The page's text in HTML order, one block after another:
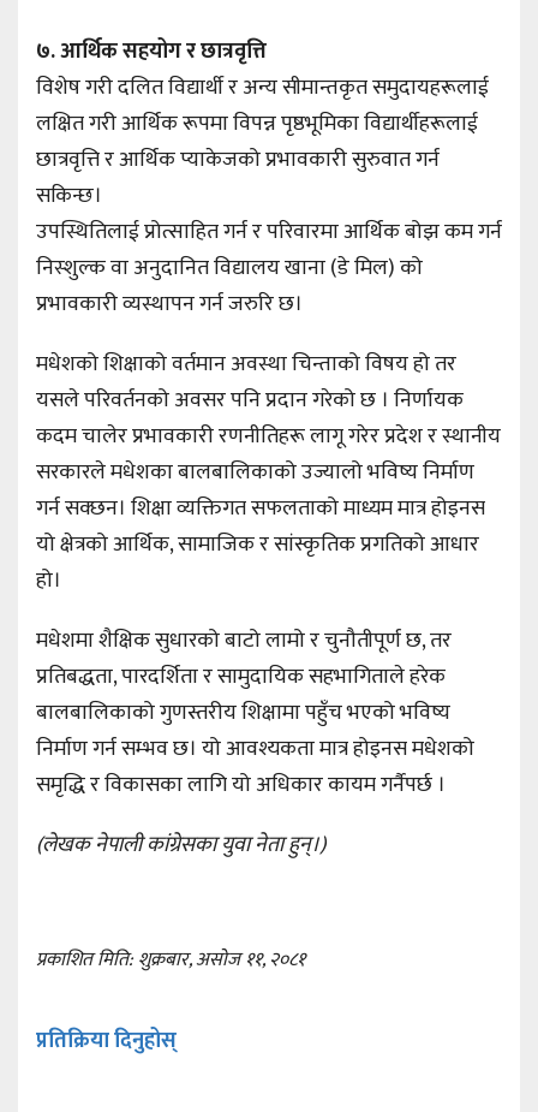
७. आर्थिक सहयोग र छात्रवृत्ति
विशेष गरी दलित विद्यार्थी र अन्य सीमान्तकृत समुदायहरूलाई
लक्षित गरी आर्थिक रूपमा विपन्न पृष्ठभूमिका विद्यार्थीहरूलाई
छात्रवृत्ति र आर्थिक प्याकेजको प्रभावकारी सुरुवात गर्न
सकिन्छ।
उपस्थितिलाई प्रोत्साहित गर्न र परिवारमा आर्थिक बोझ कम गर्न
निस्शुल्क वा अनुदानित विद्यालय खाना (डे मिल) को
प्रभावकारी व्यस्थापन गर्न जरुरि छ।
मधेशको शिक्षाको वर्तमान अवस्था चिन्ताको विषय हो तर
यसले परिवर्तनको अवसर पनि प्रदान गरेको छ । निर्णायक
कदम चालेर प्रभावकारी रणनीतिहरू लागू गरेर प्रदेश र स्थानीय
सरकारले मधेशका बालबालिकाको उज्यालो भविष्य निर्माण
गर्न सक्छन। शिक्षा व्यक्तिगत सफलताको माध्यम मात्र होइनस
यो क्षेत्रको आर्थिक, सामाजिक र सांस्कृतिक प्रगतिको आधार
हो।
मधेशमा शैक्षिक सुधारको बाटो लामो र चुनौतीपूर्ण छ, तर
प्रतिबद्धता, पारदर्शिता र सामुदायिक सहभागिताले हरेक
बालबालिकाको गुणस्तरीय शिक्षामा पहुँच भएको भविष्य
निर्माण गर्न सम्भव छ। यो आवश्यकता मात्र होइनस मधेशको
समृद्धि र विकासका लागि यो अधिकार कायम गर्नैपर्छ ।
(लेखक नेपाली कांग्रेसका युवा नेता हुन्।)
प्रकाशित मिति: शुक्रबार, असोज ११, २०८१
प्रतिक्रिया दिनुहोस्